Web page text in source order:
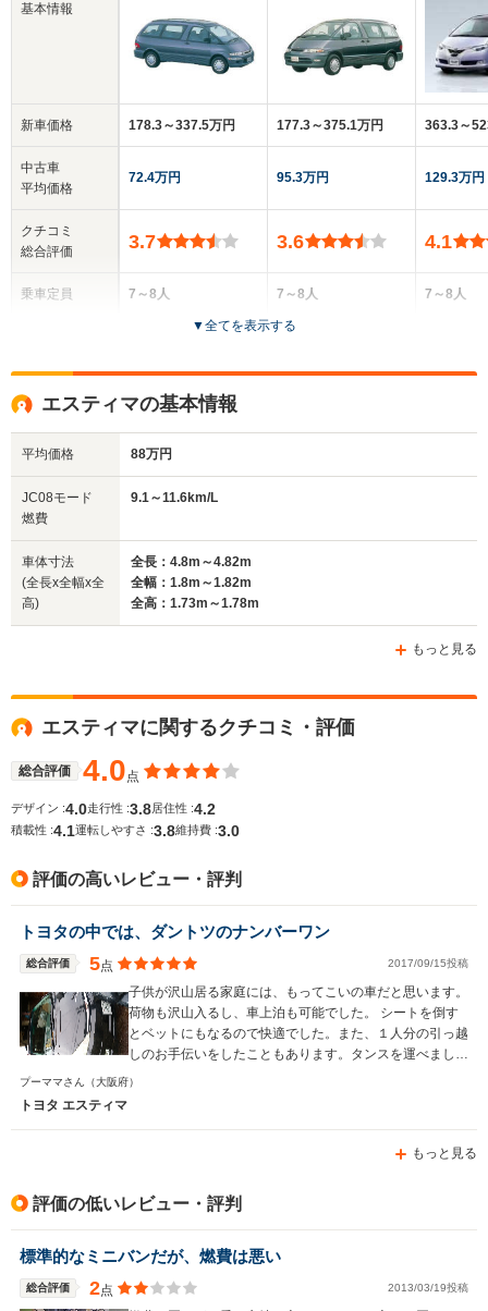
基本情報
新車価格
中古車
平均価格
クチコミ
総合評価
乗車定員
サイズ
(全長x全幅x全高)
WLTCモード
燃費
178.3～337.5万円
72.4万円
3.7
7～8人
全高
1.78m～1.91m
全幅
1.69m
177.3～375.1万円
95.3万円
3.6
7～8人
4ドア
363.3～
129.3万円
4.1
7～8人
▼全てを表示する
エスティマの基本情報
平均価格 88万円
JC08モード
燃費
9.1～11.6km/L
車体寸法
(全長x全幅x全
高)
全長：4.8m～4.82m
全幅：1.8m～1.82m
全高：1.73m～1.78m
もっと見る
エスティマに関するクチコミ・評価
総合評価 4.0点
デザイン :4.0走行性 :3.8 居住性 :4.2
積載性 :4.1運転しやすさ :3.8維持費 :3.0
評価の高いレビュー・評判
トヨタの中では、ダントツのナンバーワン
総合評価 5点 2017/09/15投稿
子供が沢山居る家庭には、もってこいの車だと思います。
荷物も沢山入るし、車上泊も可能でした。 シートを倒す
とベットにもなるので快適でした。また、１人分の引っ越
しのお手伝いをしたこともあります。タンスを運べまし
た。 車椅子も乗せれるので、足の不自由な方の送迎を頼
エスティマシリーズにしようとおもいます。 その頃に
いでしょうか。 最後にもう少し、車体が高ければ言うこ
プーママさん （大阪府）
トヨタ エスティマ
もっと見る
評価の低いレビュー・評判
標準的なミニバンだが、燃費は悪い
総合評価 2点 2013/03/19投稿